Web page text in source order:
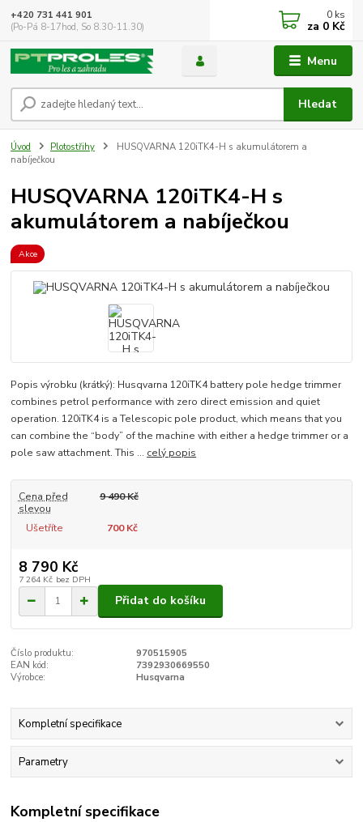
Menu
Hledat
+420 731 441 901
(Po-Pá 8-17hod, So 8.30-11.30)
0 ks
za 0 Kč
Úvod Plotostřihy
HUSQVARNA 120iTK4-H s akumulátorem a
nabíječkou
HUSQVARNA 120iTK4-H s
akumulátorem a nabíječkou
Akce
Popis výrobku (krátký): Husqvarna 120iTK4 battery pole hedge trimmer
combines petrol performance with zero direct emission and quiet
operation. 120iTK4 is a Telescopic pole product, which means that you
can combine the “body” of the machine with either a hedge trimmer or a
pole saw attachment. This ... celý popis
Cena před
slevou
9 490 Kč
Ušetříte 700 Kč
8 790 Kč
7 264 Kč bez DPH
Přidat do košíku
Číslo produktu:
970515905
EAN kód:
7392930669550
Výrobce:
Husqvarna
Kompletní specifikace
Parametry
Kompletní specifikace